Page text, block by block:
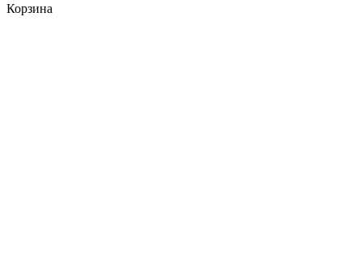
Корзина